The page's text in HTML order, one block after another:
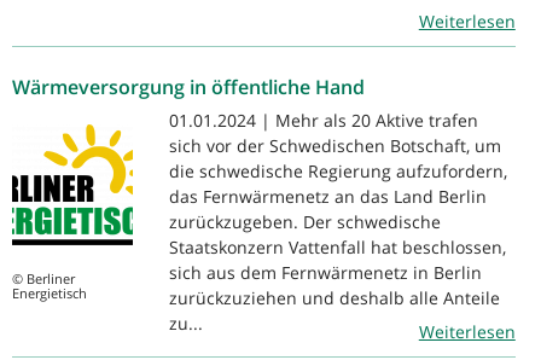
Weiterlesen
Wärmeversorgung in öffentliche Hand
© Berliner
Energietisch
01.01.2024 | Mehr als 20 Aktive trafen
sich vor der Schwedischen Botschaft, um
die schwedische Regierung aufzufordern,
das Fernwärmenetz an das Land Berlin
zurückzugeben. Der schwedische
Staatskonzern Vattenfall hat beschlossen,
sich aus dem Fernwärmenetz in Berlin
zurückzuziehen und deshalb alle Anteile
zu...
Weiterlesen